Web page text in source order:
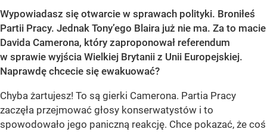
Wypowiadasz się otwarcie w sprawach polityki. Broniłeś
Partii Pracy. Jednak Tony’ego Blaira już nie ma. Za to macie
Davida Camerona, który zaproponował referendum
w sprawie wyjścia Wielkiej Brytanii z Unii Europejskiej.
Naprawdę chcecie się ewakuować?
Chyba żartujesz! To są gierki Camerona. Partia Pracy
zaczęła przejmować głosy konserwatystów i to
spowodowało jego paniczną reakcję. Chce pokazać, że coś